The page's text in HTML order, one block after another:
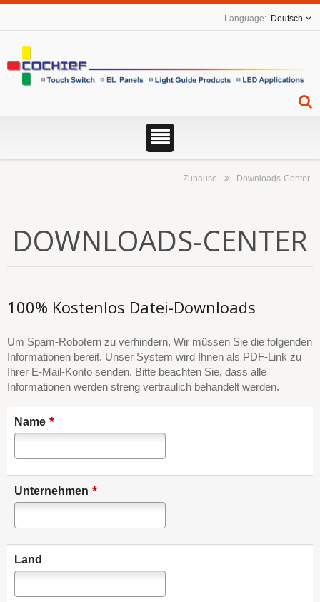
Deutsch
Zuhause Downloads-Center
DOWNLOADS-CENTER
100% Kostenlos Datei-Downloads
Um Spam-Robotern zu verhindern, Wir müssen Sie die folgenden
Informationen bereit. Unser System wird Ihnen als PDF-Link zu
Ihrer E-Mail-Konto senden. Bitte beachten Sie, dass alle
Informationen werden streng vertraulich behandelt werden.
Name *
Unternehmen *
Land